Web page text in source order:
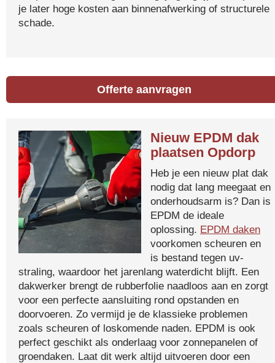
je later hoge kosten aan binnenafwerking of structurele
schade.
Offerte aanvragen
Nieuw EPDM dak
plaatsen Opdorp
Heb je een nieuw plat dak
nodig dat lang meegaat en
onderhoudsarm is? Dan is
EPDM de ideale
oplossing. EPDM daken
voorkomen scheuren en
is bestand tegen uv-
straling, waardoor het jarenlang waterdicht blijft. Een
dakwerker brengt de rubberfolie naadloos aan en zorgt
voor een perfecte aansluiting rond opstanden en
doorvoeren. Zo vermijd je de klassieke problemen
zoals scheuren of loskomende naden. EPDM is ook
perfect geschikt als onderlaag voor zonnepanelen of
groendaken. Laat dit werk altijd uitvoeren door een